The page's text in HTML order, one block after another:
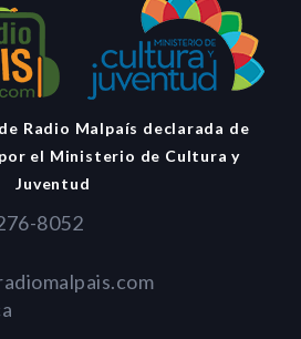
Radio Malpaís declarada de
el Ministerio de Cultura y
Juventud
8052